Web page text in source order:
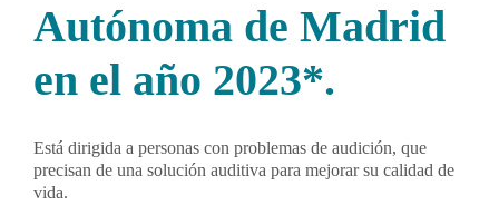
Autónoma de Madrid
en el año 2023*.
Está dirigida a personas con problemas de audición, que
precisan de una solución auditiva para mejorar su calidad de
vida.